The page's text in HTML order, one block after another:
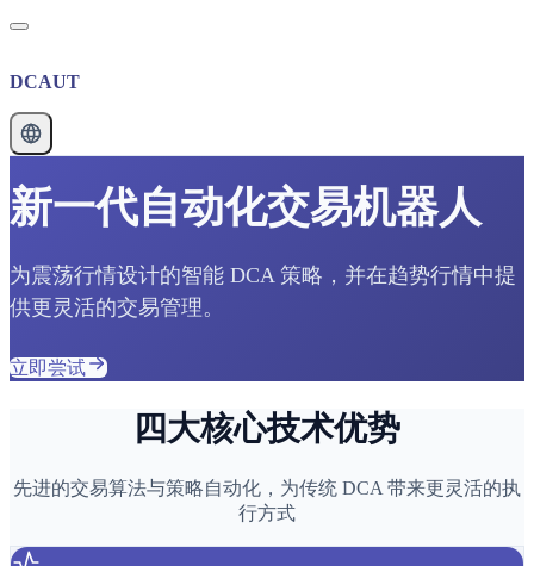
DCAUT
新一代自动化交易机器人
为震荡行情设计的智能 DCA 策略，并在趋势行情中提
供更灵活的交易管理。
立即尝试
四大核心技术优势
先进的交易算法与策略自动化，为传统 DCA 带来更灵活的执
行方式